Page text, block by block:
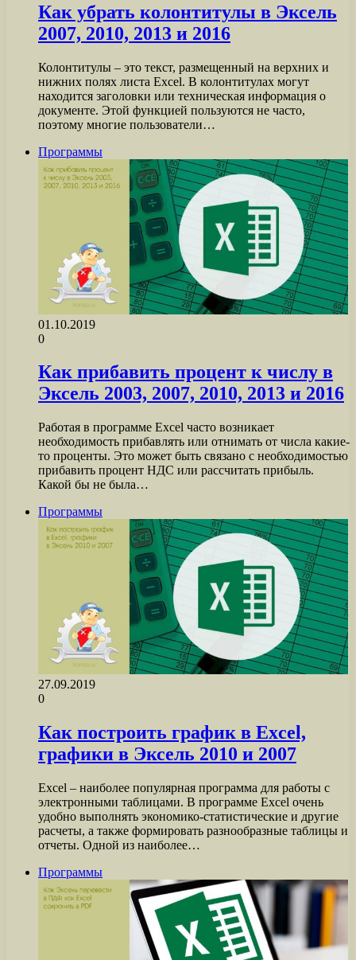
Как убрать колонтитулы в Эксель
2007, 2010, 2013 и 2016
Колонтитулы – это текст, размещенный на верхних и
нижних полях листа Excel. В колонтитулах могут
находится заголовки или техническая информация о
документе. Этой функцией пользуются не часто,
поэтому многие пользователи…
Программы
01.10.2019
0
Как прибавить процент к числу в
Эксель 2003, 2007, 2010, 2013 и 2016
Работая в программе Excel часто возникает
необходимость прибавлять или отнимать от числа какие-
то проценты. Это может быть связано с необходимостью
прибавить процент НДС или рассчитать прибыль.
Какой бы не была…
Программы
27.09.2019
0
Как построить график в Excel,
графики в Эксель 2010 и 2007
Excel – наиболее популярная программа для работы с
электронными таблицами. В программе Excel очень
удобно выполнять экономико-статистические и другие
расчеты, а также формировать разнообразные таблицы и
отчеты. Одной из наиболее…
Программы